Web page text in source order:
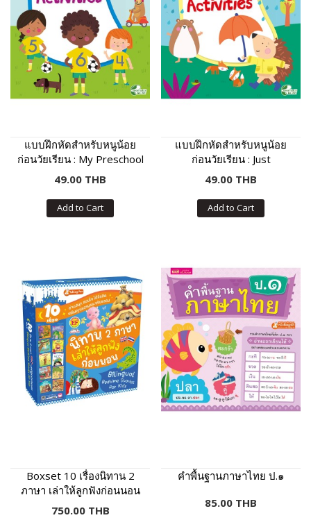
แบบฝึกหัดสำหรับหนูน้อย
ก่อนวัยเรียน : My Preschool
Activities
49.00 THB
Add to Cart
แบบฝึกหัดสำหรับหนูน้อย
ก่อนวัยเรียน : Just
Preschool Activities
49.00 THB
Add to Cart
Boxset 10 เรื่องนิทาน 2
ภาษา เล่าให้ลูกฟังก่อนนอน
(กล่องฟ้า)
750.00 THB
คำพื้นฐานภาษาไทย ป.๑
85.00 THB